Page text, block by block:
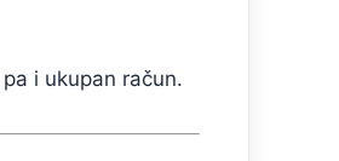
i ukupan račun.